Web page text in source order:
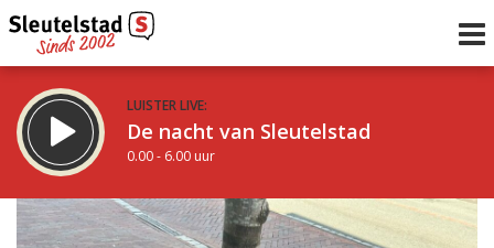
LUISTER LIVE:
De nacht van Sleutelstad
0.00 - 6.00 uur
STRAKS:
De ochtend van Sleutelstad